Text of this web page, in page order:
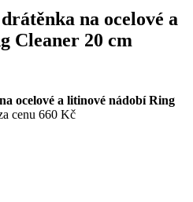
na ocelové a
Cleaner 20 cm
ocelové a litinové nádobí Ring
cenu 660 Kč